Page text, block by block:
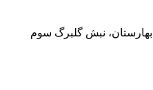
بهارستان، نبش گلبرگ سوم